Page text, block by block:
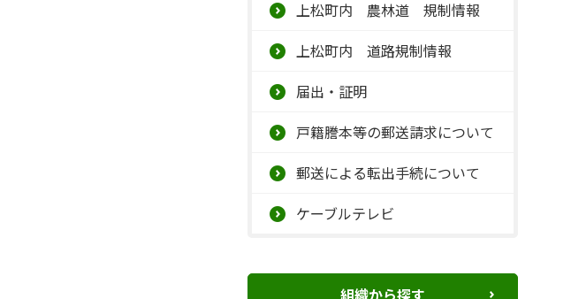
上松町内 農林道 規制情報
上松町内 道路規制情報
届出・証明
戸籍謄本等の郵送請求について
郵送による転出手続について
ケーブルテレビ
組織から探す